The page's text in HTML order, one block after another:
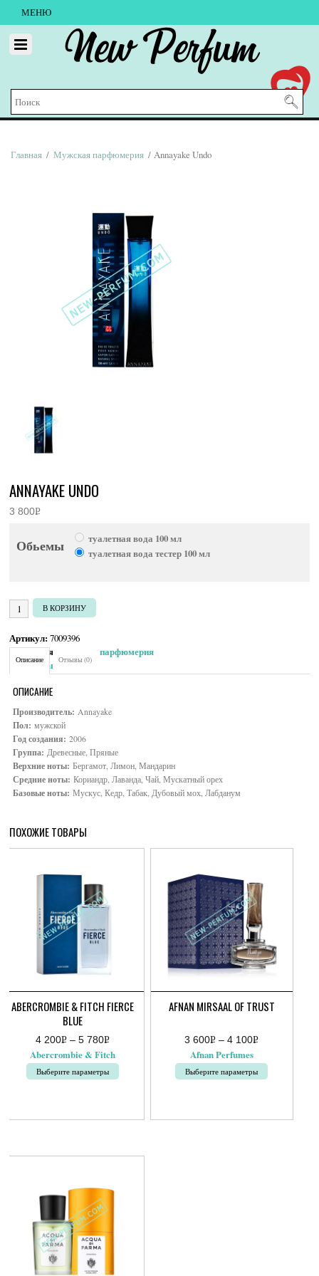
МЕНЮ
New Perfum
Главная / Мужская парфюмерия / Annayake Undo
ANNAYAKE UNDO
3 800Р
Обьемы
туалетная вода 100 мл
туалетная вода тестер 100 мл
Количество товара Annayake Undo
В КОРЗИНУ
Артикул:7009396
Категория:
Мужская парфюмерия
Brand:Annayake
Описание Отзывы (0)
ОПИСАНИЕ
Производитель: Annayake
Пол: мужской
Год создания: 2006
Группа: Древесные, Пряные
Верхние ноты: Бергамот, Лимон, Мандарин
Средние ноты: Кориандр, Лаванда, Чай, Мускатный орех
Базовые ноты: Мускус, Кедр, Табак, Дубовый мох, Лабданум
ПОХОЖИЕ ТОВАРЫ
ABERCROMBIE & FITCH FIERCE
BLUE
4 200Р
УБ.
– 5 780Р
УБ.
Диапазон
200руб.
Abercrombie & Fitch
Выберите параметры
имеет
Опции
AFNAN MIRSAAL OF TRUST
3 600Р
УБ.
– 4 100Р
Диапазон
600руб.
Afnan Perfumes
Выберите параметры
имеет